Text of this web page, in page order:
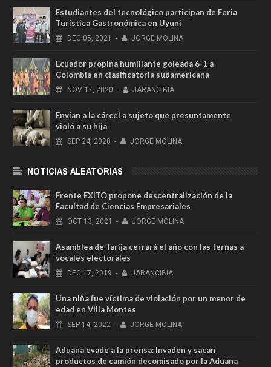
Estudiantes del tecnológico participan de Feria
Turística Gastronómica en Uyuni
DEC 05, 2021 - JORGE MOLINA
Ecuador propina humillante goleada 6-1 a
Colombia en clasificatoria sudamericana
NOV 17, 2020 - JARANCIBIA
Envían a la cárcel a sujeto que presuntamente
violó a su hija
SEP 24, 2020 - JORGE MOLINA
NOTICIAS ALEATORIAS
Frente EXITO propone descentralización de la
Facultad de Ciencias Empresariales
OCT 13, 2021 - JORGE MOLINA
Asamblea de Tarija cerrará el año con las ternas a
vocales electorales
DEC 17, 2019 - JARANCIBIA
Una niña fue víctima de violación por un menor de
edad en Villa Montes
SEP 14, 2022 - JORGE MOLINA
Aduana evade a la prensa: Invaden y sacan
productos de camión decomisado por la Aduana